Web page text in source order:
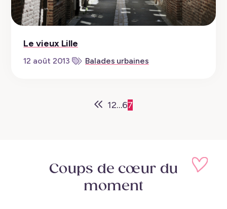
Le vieux Lille
12 août 2013 Balades urbaines
12…67
Coups de cœur du
moment